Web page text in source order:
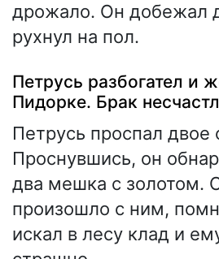
дрожало. Он добежал
рухнул на пол.
Петрусь разбогател и
Пидорке. Брак
Петрусь проспал двое
Проснувшись, он
два мешка с золотом.
произошло с ним,
искал в лесу клад и